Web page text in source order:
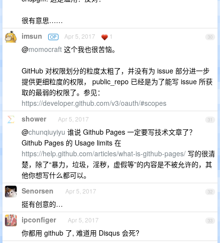
很有意思……
30
imsun OP Apr 5, 2017 1
@momocraft 这个我也很苦恼。
GitHub 对权限划分的粒度太粗了，并没有为 issue 部分进一步
提供更细粒度的权限， public_repo 已经是为了能写 issue 所获
取的最弱的权限了。参见：
https://developer.github.com/v3/oauth/#scopes
31
shower Apr 5, 2017
@chunqiuyiyu 谁说 Github Pages 一定要写技术文章了？
Github Pages 的 Usage limits 在
https://help.github.com/articles/what-is-github-pages/ 写的很清
楚，除了“暴力，垃圾，淫秽，虚假等”的内容是不被允许的，其
他你想写什么都可以。
32
Senorsen Apr 5, 2017
挺有创意的…
33
ipconfiger Apr 5, 2017
你都用 github 了, 难道用 Disqus 会死?